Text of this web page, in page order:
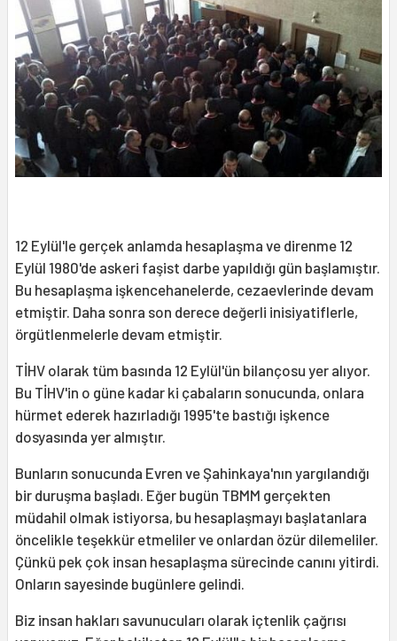
12 Eylül'le gerçek anlamda hesaplaşma ve direnme 12
Eylül 1980'de askeri faşist darbe yapıldığı gün başlamıştır.
Bu hesaplaşma işkencehanelerde, cezaevlerinde devam
etmiştir. Daha sonra son derece değerli inisiyatiflerle,
örgütlenmelerle devam etmiştir.
TİHV olarak tüm basında 12 Eylül'ün bilançosu yer alıyor.
Bu TİHV'in o güne kadar ki çabaların sonucunda, onlara
hürmet ederek hazırladığı 1995'te bastığı işkence
dosyasında yer almıştır.
Bunların sonucunda Evren ve Şahinkaya'nın yargılandığı
bir duruşma başladı. Eğer bugün TBMM gerçekten
müdahil olmak istiyorsa, bu hesaplaşmayı başlatanlara
öncelikle teşekkür etmeliler ve onlardan özür dilemeliler.
Çünkü pek çok insan hesaplaşma sürecinde canını yitirdi.
Onların sayesinde bugünlere gelindi.
Biz insan hakları savunucuları olarak içtenlik çağrısı